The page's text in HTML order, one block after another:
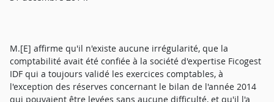
M.[E] affirme qu'il n'existe aucune irrégularité, que la
comptabilité avait été confiée à la société d'expertise Ficogest
IDF qui a toujours validé les exercices comptables, à
l'exception des réserves concernant le bilan de l'année 2014
qui pouvaient être levées sans aucune difficulté, et qu'il l'a